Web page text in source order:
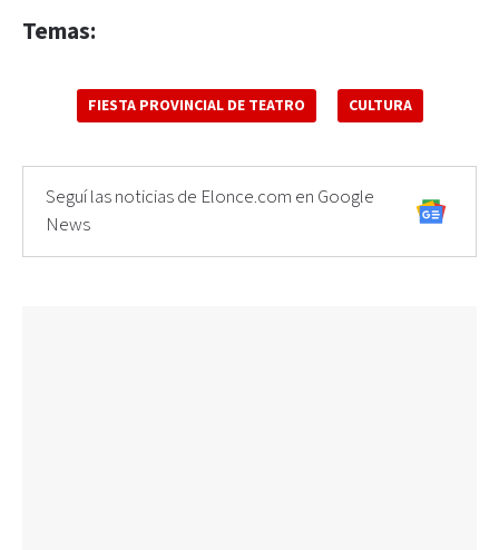
Temas:
FIESTA PROVINCIAL DE TEATRO CULTURA
Seguí las noticias de Elonce.com en Google
News